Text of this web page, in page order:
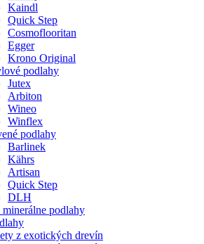
Kaindl
Quick Step
Cosmoflooritan
Egger
Krono Original
podlahy
Jutex
Arbiton
Wineo
Winflex
podlahy
Barlinek
Kährs
Artisan
Quick Step
DLH
minerálne podlahy
z exotických drevín